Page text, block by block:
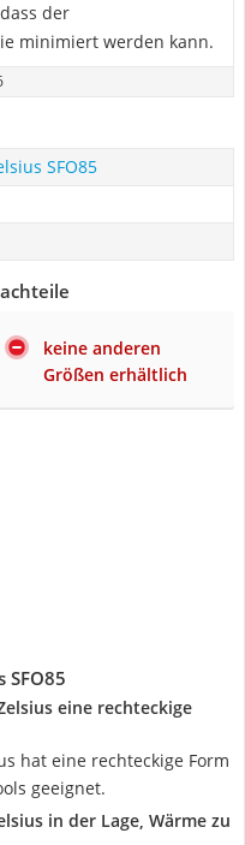
der
minimiert werden kann.
‎SFO85
keine anderen
Größen erhältlich
eine rechteckige
hat eine rechteckige Form
geeignet.
in der Lage, Wärme zu